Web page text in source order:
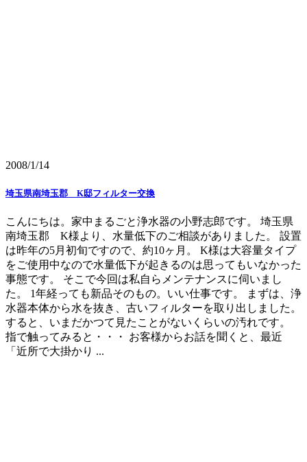
2008/1/14
埼玉県南埼玉郡 K邸フィルター交換
こんにちは。家中まるごと浄水器の小野志郎です。 埼玉県
南埼玉郡 K様より、水量低下のご相談がありました。 設置
は昨年の5月初旬ですので、約10ヶ月。 K様は大容量タイプ
をご使用中なので水量低下が起きるのは思ってもいなかった
事態です。 そこで今回は私自らメンテナンスに伺いまし
た。 1年経っても新品そのもの。いい仕事です。 まずは、浄
水器本体から水を抜き、古いフィルターを取り出しました。
すると、いまだかつて見たことがないくらいの汚れです。
指で触ってみると・・・ お客様からお話を聞くと、最近
「近所で大掛かり ...